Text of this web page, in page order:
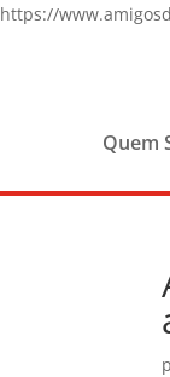
https://
Quem